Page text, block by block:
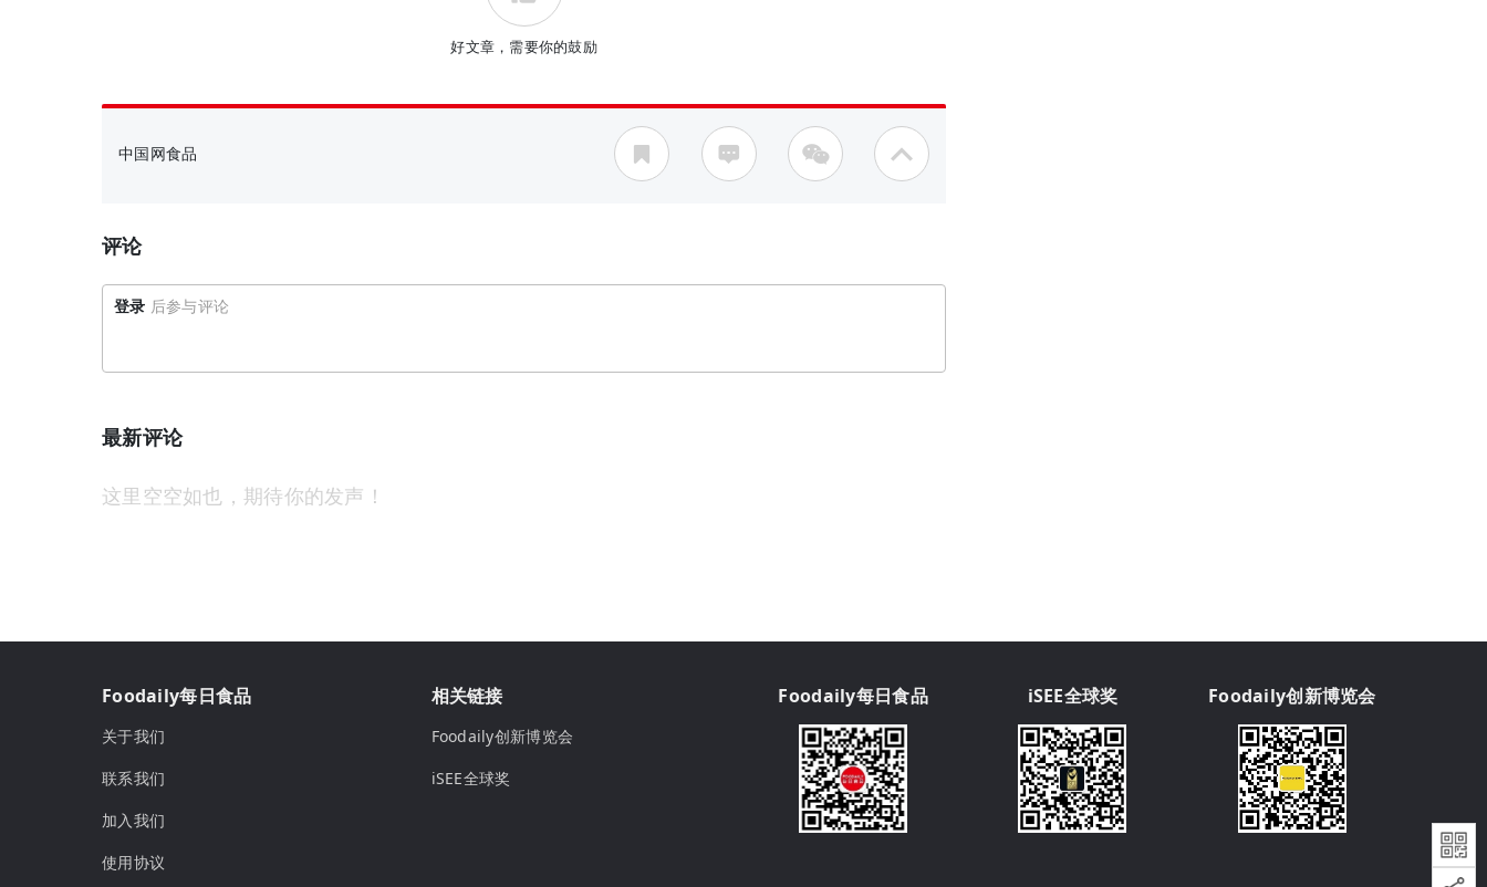
好文章，需要你的鼓励
中国网食品
评论
登录 后参与评论
最新评论
这里空空如也，期待你的发声！
Foodaily每日食品
关于我们
联系我们
加入我们
使用协议
相关链接
Foodaily创新博览会
iSEE全球奖
Foodaily每日食品 iSEE全球奖 Foodaily创新博览会